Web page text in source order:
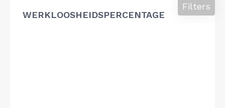
WERKLOOSHEIDSPERCENTAGE
Filters